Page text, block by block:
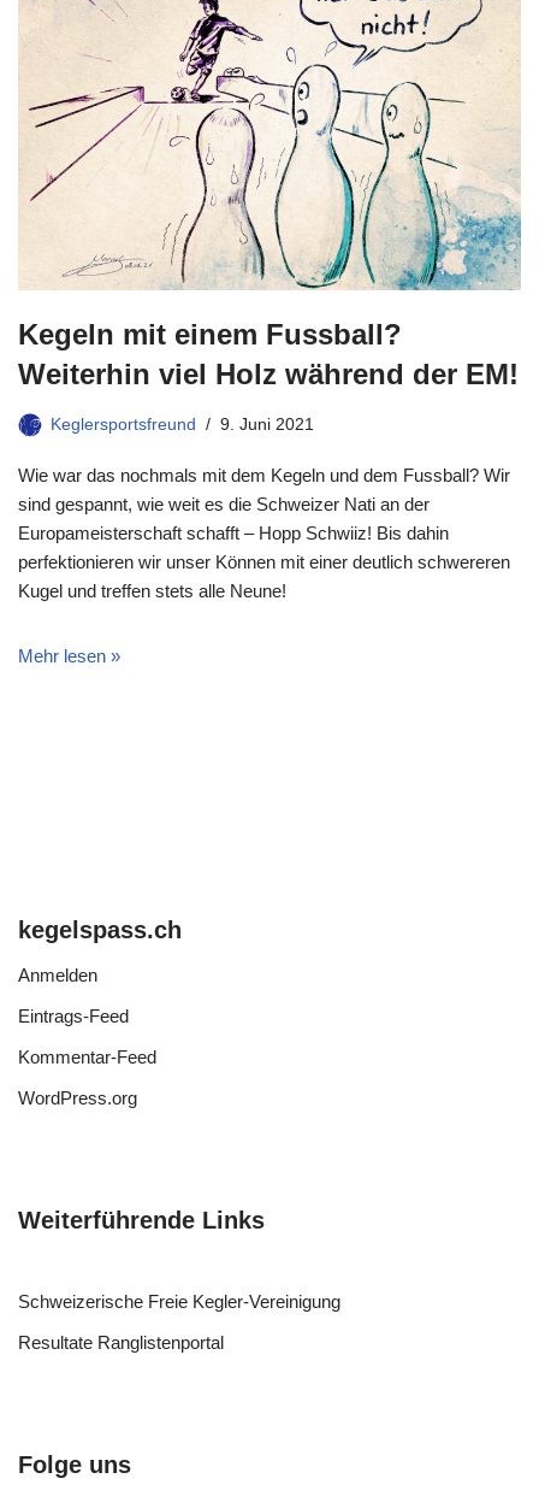
Kegeln mit einem Fussball?
Weiterhin viel Holz während der EM!
Keglersportsfreund 9. Juni 2021
Wie war das nochmals mit dem Kegeln und dem Fussball? Wir
sind gespannt, wie weit es die Schweizer Nati an der
Europameisterschaft schafft – Hopp Schwiiz! Bis dahin
perfektionieren wir unser Können mit einer deutlich schwereren
Kugel und treffen stets alle Neune!
Mehr lesen »
kegelspass.ch
Anmelden
Eintrags-Feed
Kommentar-Feed
WordPress.org
Weiterführende Links
Schweizerische Freie Kegler-Vereinigung
Resultate Ranglistenportal
Folge uns